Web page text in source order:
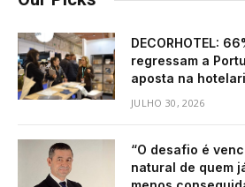
DECORHOTEL:
regressam a
aposta na
JULHO 30, 2026
“O desafio é
natural de quem